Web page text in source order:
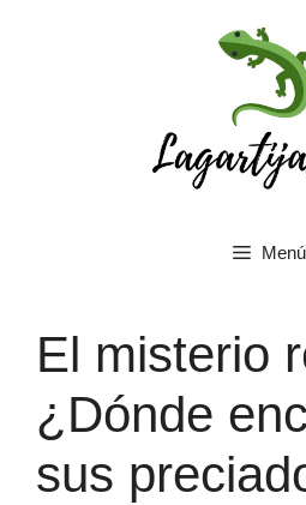
Menú
El misterio
¿Dónde
sus